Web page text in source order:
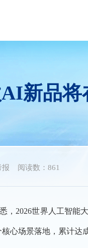
新品
报 阅读数：861
，2026世界人工智
心场景落地，累计达